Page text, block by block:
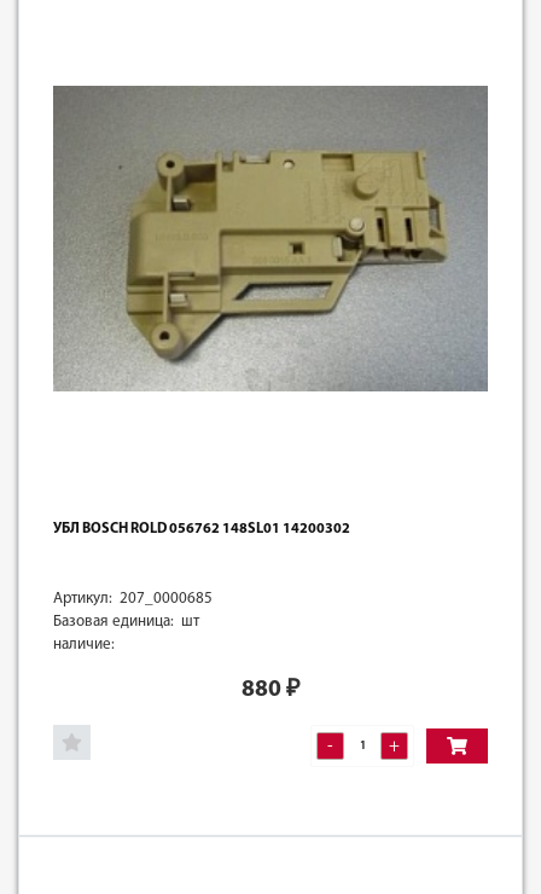
УБЛ BOSCH ROLD 056762 148SL01 14200302
Артикул: 207_0000685
Базовая единица: шт
наличие:
880 ₽
- +